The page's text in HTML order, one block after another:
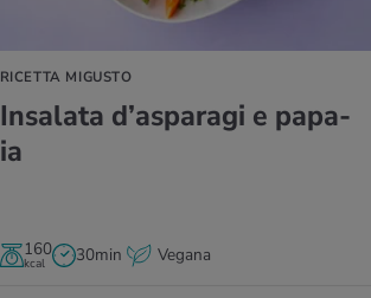
RICETTA MIGUSTO
In­sa­la­ta d’a­spa­ra­gi e pa­pa­
ia
160
kcal 30min Vegana